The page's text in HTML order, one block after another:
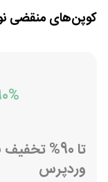
کوپن‌های منقضی
تا 90%
وردپرس